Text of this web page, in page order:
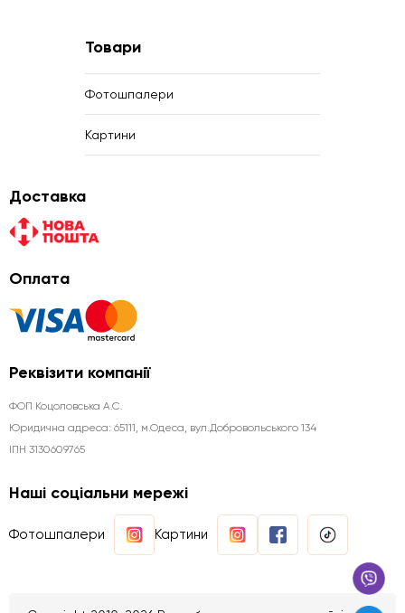
Товари
Фотошпалери
Картини
Доставка
Оплата
Реквізити компанії
ФОП Коцоловська А.С.
Юридична aдреса: 65111, м.Одеса, вул.Добровольського 134
ІПН 3130609765
Наші соціальни мережі
Фотошпалери Картини